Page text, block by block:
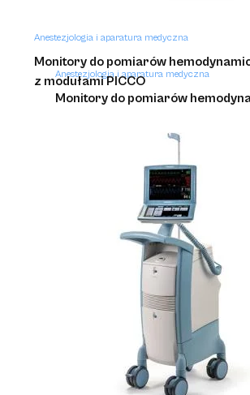
Anestezjologia i aparatura medyczna
Monitory do pomiarów
Anestezjologia i aparatura medyczna
Monitory do pomiarów
z modułami PICCO